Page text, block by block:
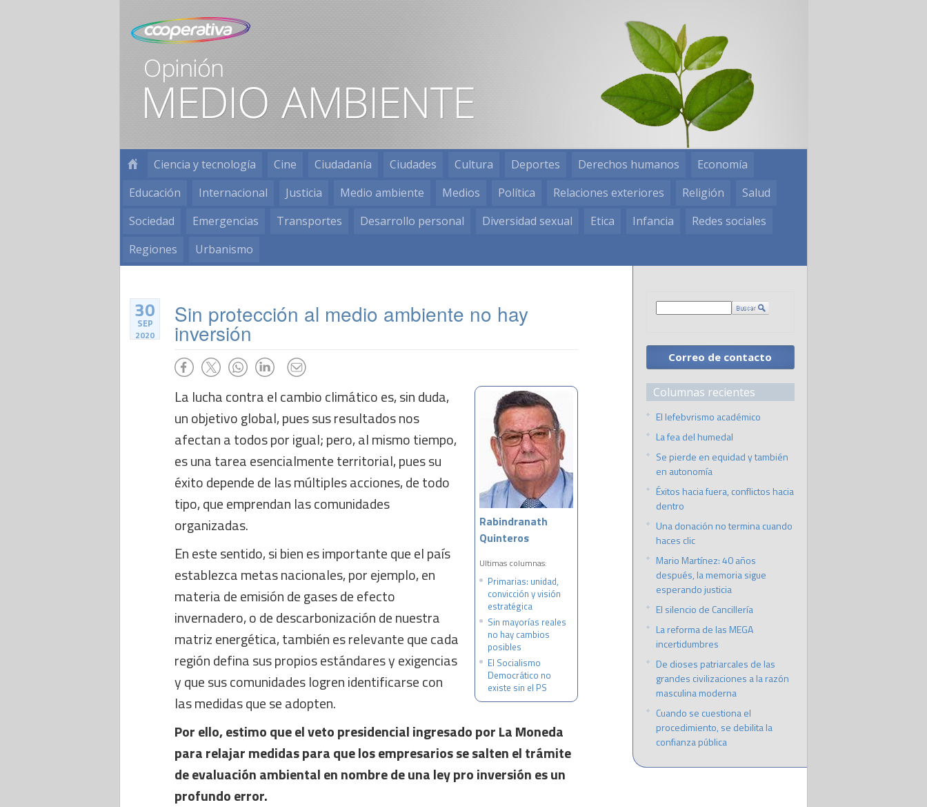
Ciencia y tecnología Cine Ciudadanía Ciudades Cultura Deportes Derechos humanos
Economía
Educación
Internacional Justicia Medio ambiente Medios Política Relaciones exteriores Religión
Salud
Sociedad
Emergencias Transportes Desarrollo personal Diversidad sexual Etica Infancia
Redes sociales
Regiones
Urbanismo
30
SEP
2020
Sin protección al medio ambiente no hay
inversión
Rabindranath
Quinteros
Ultimas columnas:
Primarias: unidad,
convicción y visión
estratégica
Sin mayorías reales
no hay cambios
posibles
El Socialismo
Democrático no
existe sin el PS
La lucha contra el cambio climático es, sin duda,
un objetivo global, pues sus resultados nos
afectan a todos por igual; pero, al mismo tiempo,
es una tarea esencialmente territorial, pues su
éxito depende de las múltiples acciones, de todo
tipo, que emprendan las comunidades
organizadas.
En este sentido, si bien es importante que el país
establezca metas nacionales, por ejemplo, en
materia de emisión de gases de efecto
invernadero, o de descarbonización de nuestra
matriz energética, también es relevante que cada
región defina sus propios estándares y exigencias
y que sus comunidades logren identificarse con
las medidas que se adopten.
Por ello, estimo que el veto presidencial ingresado por La Moneda
para relajar medidas para que los empresarios se salten el trámite
de evaluación ambiental en nombre de una ley pro inversión es un
profundo error.
Correo de contacto
Columnas recientes
El lefebvrismo académico
La fea del humedal
Se pierde en equidad y también
en autonomía
Éxitos hacia fuera, conflictos hacia
dentro
Una donación no termina cuando
haces clic
Mario Martínez: 40 años
después, la memoria sigue
esperando justicia
El silencio de Cancillería
La reforma de las MEGA
incertidumbres
De dioses patriarcales de las
grandes civilizaciones a la razón
masculina moderna
Cuando se cuestiona el
procedimiento, se debilita la
confianza pública